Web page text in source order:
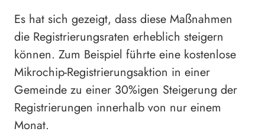
Es hat sich gezeigt, dass diese Maßnahmen
die Registrierungsraten erheblich steigern
können. Zum Beispiel führte eine kostenlose
Mikrochip-Registrierungsaktion in einer
Gemeinde zu einer 30%igen Steigerung der
Registrierungen innerhalb von nur einem
Monat.